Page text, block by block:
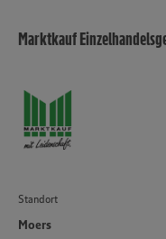
Marktkauf
Standort
Moers